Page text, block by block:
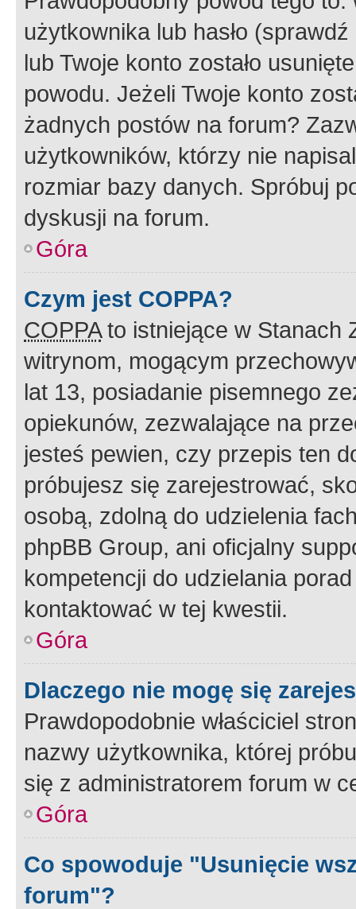
użytkownika lub hasło
lub Twoje konto zostało
powodu. Jeżeli Twoje konto
żadnych postów na forum?
użytkowników, którzy nie
rozmiar bazy danych. Spróbuj
dyskusji na forum.
Góra
Czym jest COPPA?
COPPAto istniejące w Stanach
witrynom, mogącym
lat 13, posiadanie pisemnego
opiekunów, zezwalające na
jesteś pewien, czy przepis ten
próbujesz się zarejestrować,
osobą, zdolną do udzielenia
phpBB Group, ani oficjalny
kompetencji do udzielania
kontaktować w tej kwestii.
Góra
Dlaczego nie mogę się
Prawdopodobnie właściciel
nazwy użytkownika, której
się z administratorem forum w
Góra
Co spowoduje "Usunięcie
forum"?